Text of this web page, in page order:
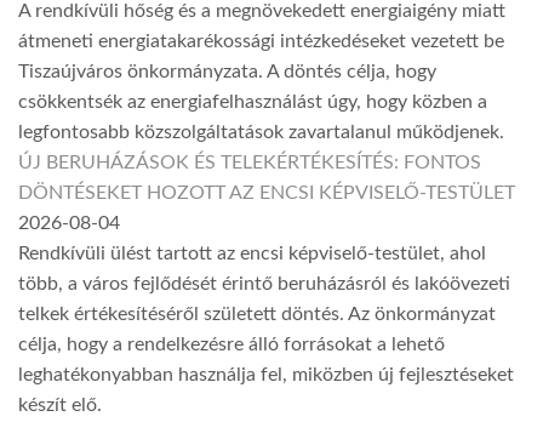
A rendkívüli hőség és a megnövekedett energiaigény miatt
átmeneti energiatakarékossági intézkedéseket vezetett be
Tiszaújváros önkormányzata. A döntés célja, hogy
csökkentsék az energiafelhasználást úgy, hogy közben a
legfontosabb közszolgáltatások zavartalanul működjenek.
ÚJ BERUHÁZÁSOK ÉS TELEKÉRTÉKESÍTÉS: FONTOS
DÖNTÉSEKET HOZOTT AZ ENCSI KÉPVISELŐ-TESTÜLET
2026-08-04
Rendkívüli ülést tartott az encsi képviselő-testület, ahol
több, a város fejlődését érintő beruházásról és lakóövezeti
telkek értékesítéséről született döntés. Az önkormányzat
célja, hogy a rendelkezésre álló forrásokat a lehető
leghatékonyabban használja fel, miközben új fejlesztéseket
készít elő.